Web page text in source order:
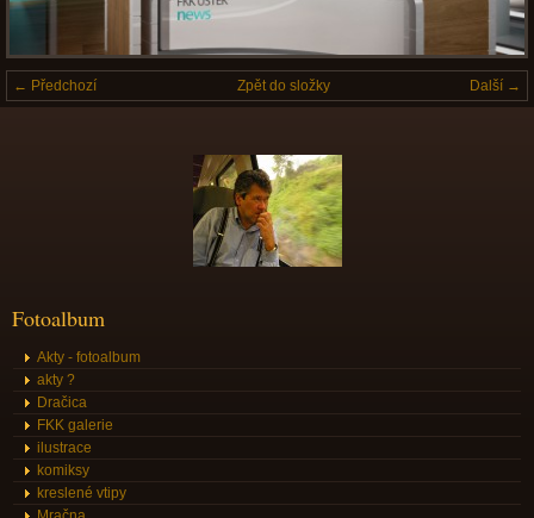
← Předchozí Další →
Zpět do složky
Fotoalbum
Akty - fotoalbum
akty ?
Dračica
FKK galerie
ilustrace
komiksy
kreslené vtipy